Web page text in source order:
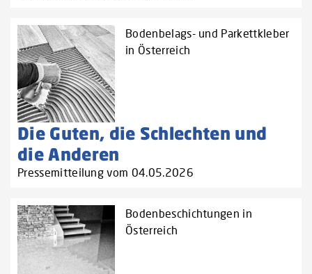
Bodenbelags- und Parkettkleber
in Österreich
Die Guten, die Schlechten und
die Anderen
Pressemitteilung vom 04.05.2026
Bodenbeschichtungen in
Österreich